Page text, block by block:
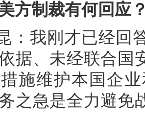
方制裁有何回应
：我刚才已经回
据、未经联合国
施维护本国企
之急是全力避免